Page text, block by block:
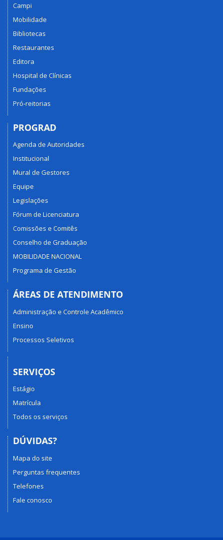
Campi
Mobilidade
Bibliotecas
Restaurantes
Editora
Hospital de Clínicas
Fundações
Pró-reitorias
PROGRAD
Agenda de Autoridades
Institucional
Mural de Gestores
Equipe
Legislações
Fórum de Licenciatura
Comissões e Comitês
Conselho de Graduação
MOBILIDADE NACIONAL
Programa de Gestão
ÁREAS DE ATENDIMENTO
Administração e Controle Acadêmico
Ensino
Processos Seletivos
SERVIÇOS
Estágio
Matrícula
Todos os serviços
DÚVIDAS?
Mapa do site
Perguntas frequentes
Telefones
Fale conosco